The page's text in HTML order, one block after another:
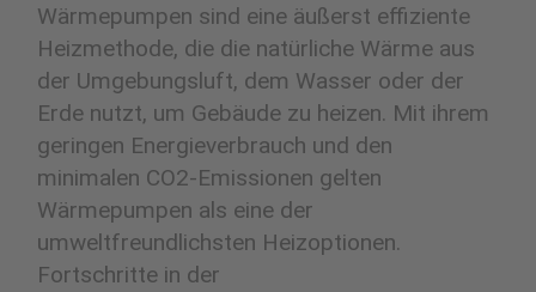
Wärmepumpen sind eine äußerst effiziente
Heizmethode, die die natürliche Wärme aus
der Umgebungsluft, dem Wasser oder der
Erde nutzt, um Gebäude zu heizen. Mit ihrem
geringen Energieverbrauch und den
minimalen CO2-Emissionen gelten
Wärmepumpen als eine der
umweltfreundlichsten Heizoptionen.
Fortschritte in der